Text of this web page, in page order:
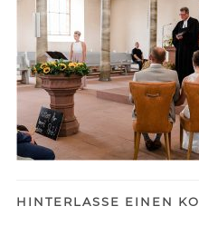
HINTERLASSE EINEN